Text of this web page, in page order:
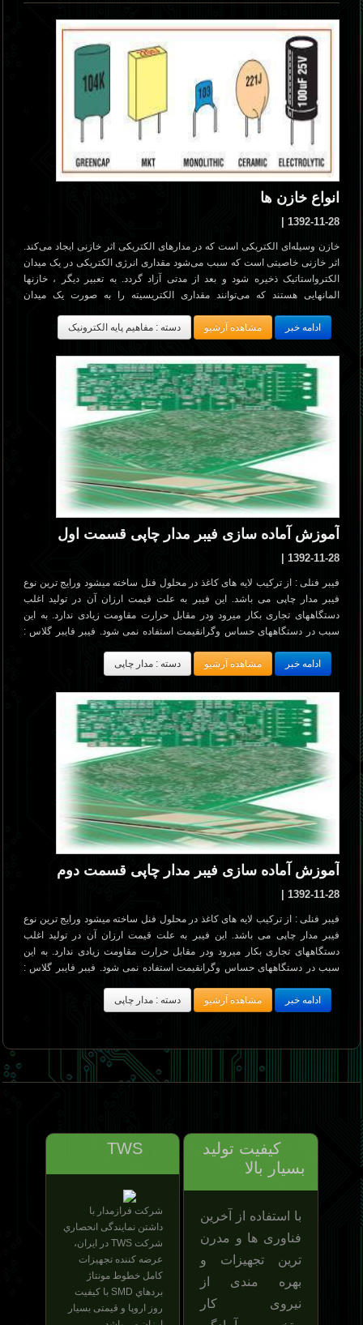
انواع خازن ها
1392-11-28 |
خازن وسيله‌ای الکتريکی است که در مدارهای الکتريکی اثر خازنی ايجاد می‌کند.
اثر خازنی خاصيتی است که سبب می‌شود مقداری انرژی الکتريکی در يک ميدان
الکترواستاتيک ذخيره شود و بعد از مدتی آزاد گردد. به تعبير ديگر ، خازنها
المانهايی هستند که می‌توانند مقداری الکتريسيته را به صورت يک ميدان
مقداری آب مورد استفاده قرار می‌گيرد. خازنها به اشکال گوناگون ساخته
ادامه خبر مشاهده آرشیو دسته : مفاهیم پایه الکترونیک
آموزش آماده سازی فیبر مدار چاپی قسمت اول
1392-11-28 |
فیبر فنلی : از ترکیب لایه های کاغذ در محلول فنل ساخته میشود ورایج ترین نوع
فیبر مدار چاپی می باشد. این فیبر به علت قیمت ارزان آن در تولید اغلب
دستگاههای تجاری بکار میرود ودر مقابل حرارت مقاومت زیادی ندارد. به این
سبب در دستگاههای حساس وگرانقیمت استفاده نمی شود. فیبر فایبر گلاس :
محلول چسب های مختلف مانند اپوکسی ساخته میشود . این نوع فیبر تحمل
کردن با این فیبر ساده میباشد زیرا ارتباط پایه های عناصر از پشت فیبر دیده
میشود و بررسی مدار هنگام تعمیر آسانتر انجام میگیرد. به علت گران بودن این
فیبر در دستگاههای گرانقیمت وحساس از آن استفاده میشود. فیبرها در
ضخامتهای 1mm , 2mm ,3mm ساخته شده اندوبصورت استاندارد عرضهم
یگردند.لایه های مس چسپانده شده روی فیبر مدار چاپی نیز دارای مشخصات
ادامه خبر مشاهده آرشیو دسته : مدار چاپی
آموزش آماده سازی فیبر مدار چاپی قسمت دوم
1392-11-28 |
فیبر فنلی : از ترکیب لایه های کاغذ در محلول فنل ساخته میشود ورایج ترین نوع
فیبر مدار چاپی می باشد. این فیبر به علت قیمت ارزان آن در تولید اغلب
دستگاههای تجاری بکار میرود ودر مقابل حرارت مقاومت زیادی ندارد. به این
سبب در دستگاههای حساس وگرانقیمت استفاده نمی شود. فیبر فایبر گلاس :
محلول چسب های مختلف مانند اپوکسی ساخته میشود . این نوع فیبر تحمل
میشود و بررسی مدار هنگام تعمیر آسانتر انجام میگیرد. به علت گران بودن این
فیبر در دستگاههای گرانقیمت وحساس از آن استفاده میشود. فیبرها در
ضخامتهای 1mm ,2mm,3mm ساخته شده اند وبصورت استاندارد عرضه میگردند.
ادامه خبر مشاهده آرشیو دسته : مدار چاپی
کیفیت تولید
بسیار بالا
با استفاده از آخرین
فناوری ها و مدرن
ترین تجهیزات و
بهره مندی از
نیروی کار
شركت فرازمدار با
داشتن نمايندگی انحصاري
شركت TWS
در ايران،
عرضه کننده تجهیزات
کامل خطوط مونتاژ
بردهاي SMD با کیفیت
روز اروپا و قیمتی بسیار